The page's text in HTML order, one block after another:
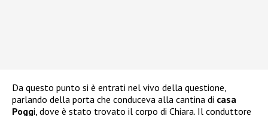
Da questo punto si è entrati nel vivo della questione,
parlando della porta che conduceva alla cantina di casa
Poggi, dove è stato trovato il corpo di Chiara. Il conduttore